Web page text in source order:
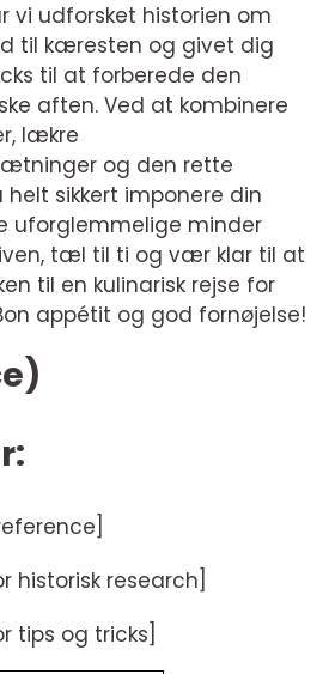
vi udforsket historien om
til kæresten og givet dig
til at forberede den
aften. Ved at kombinere
lækre
og den rette
sikkert imponere din
uforglemmelige minder
tæl til ti og vær klar til at
til en kulinarisk rejse for
appétit og god fornøjelse!
research]
tips og tricks]